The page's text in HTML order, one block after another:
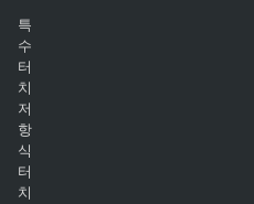
특
수
터
치
저
항
식
터
치